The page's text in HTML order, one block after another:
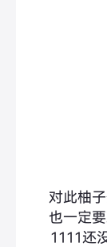
对此柚
也一定
1111还